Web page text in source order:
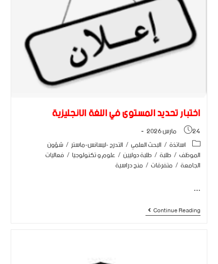
اختبار تحديد المستوى في اللغة الإنجليزية
24 مارس 2026
اساتذة/ البحث العلمي/ التدرج -ليسانس-ماستر/شؤون
الموظف/طلبة/طلبة دوليين/علوم و تكنولوجيا/ فعاليات
الجامعة/ متفرقات/ منح دراسية
…
Continue Reading